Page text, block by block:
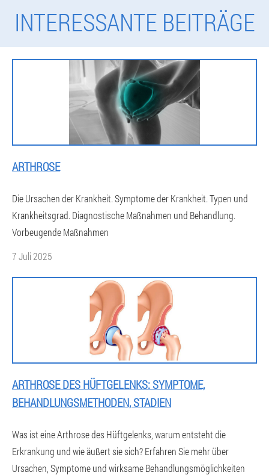
INTERESSANTE BEITRÄGE
ARTHROSE
Die Ursachen der Krankheit. Symptome der Krankheit. Typen und
Krankheitsgrad. Diagnostische Maßnahmen und Behandlung.
Vorbeugende Maßnahmen
7 Juli 2025
ARTHROSE DES HÜFTGELENKS: SYMPTOME,
BEHANDLUNGSMETHODEN, STADIEN
Was ist eine Arthrose des Hüftgelenks, warum entsteht die
Erkrankung und wie äußert sie sich? Erfahren Sie mehr über
Ursachen, Symptome und wirksame Behandlungsmöglichkeiten